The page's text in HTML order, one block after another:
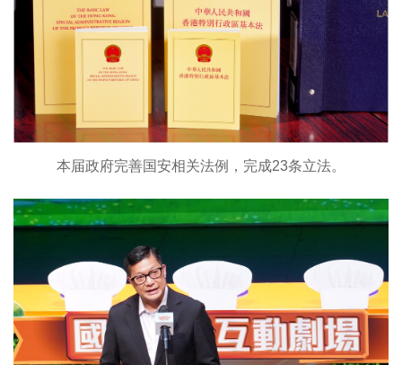
本届政府完善国安相关法例，完成23条立法。